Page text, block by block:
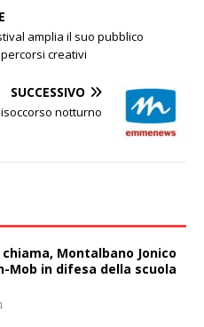
amplia il suo pubblico
creativi
SUCCESSIVO
notturno
chiama, Montalbano Jonico
Mob in difesa della scuola